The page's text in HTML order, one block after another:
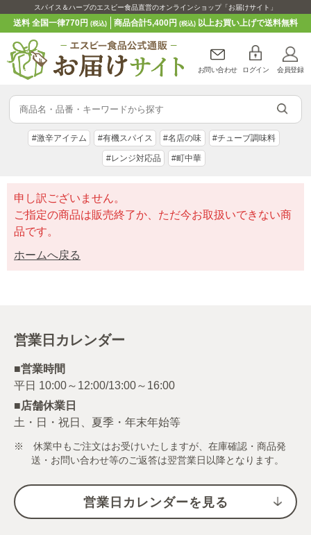
スパイス＆ハーブのエスビー食品直営のオンラインショップ「お届けサイト」
送料 全国一律770円(税込) 商品合計5,400円 (税込)以上お買い上げで送料無料
お問い合わせ ログイン 会員登録
#激辛アイテム #有機スパイス #名店の味 #チューブ調味料
#レンジ対応品 #町中華
申し訳ございません。
ご指定の商品は販売終了か、ただ今お取扱いできない商
品です。
ホームへ戻る
営業日カレンダー
■営業時間
■店舗休業日
土・日・祝日、夏季・年末年始等
※ 休業中もご注文はお受けいたしますが、在庫確認・商品発
送・お問い合わせ等のご返答は翌営業日以降となります。
営業日カレンダーを見る